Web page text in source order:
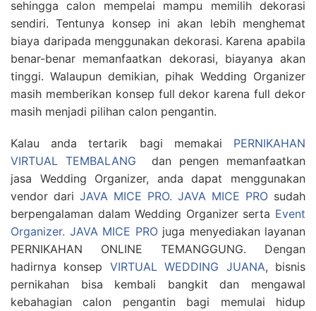
sehingga calon mempelai mampu memilih dekorasi
sendiri. Tentunya konsep ini akan lebih menghemat
biaya daripada menggunakan dekorasi. Karena apabila
benar-benar memanfaatkan dekorasi, biayanya akan
tinggi. Walaupun demikian, pihak Wedding Organizer
masih memberikan konsep full dekor karena full dekor
masih menjadi pilihan calon pengantin.
Kalau anda tertarik bagi memakai PERNIKAHAN
VIRTUAL TEMBALANG dan pengen memanfaatkan
jasa Wedding Organizer, anda dapat menggunakan
vendor dari JAVA MICE PRO. JAVA MICE PRO sudah
berpengalaman dalam Wedding Organizer serta Event
Organizer. JAVA MICE PROjuga menyediakan layanan
PERNIKAHAN ONLINE TEMANGGUNG. Dengan
hadirnya konsep VIRTUAL WEDDING JUANA, bisnis
pernikahan bisa kembali bangkit dan mengawal
kebahagian calon pengantin bagi memulai hidup